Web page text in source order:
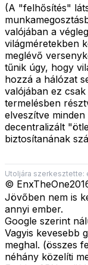
(A "felhősítés"
valójában a
világméretekben
meglévő
tűnik úgy, hogy
hozzá a hálózat
valójában ez
termelésben
elveszítve
decentralizált
biztosítanának
Utoljára szerkesztette:
© EnxTheOne
Jövőben nem is
annyi ember.
Google szerint
Vagyis kevesebb
meghal. (összes
néhány közelíti